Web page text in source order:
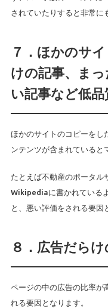
されていたりすると非常に
７．ほかのサ
けの記事、ま
い記事など低
ほかのサイトのコピーをし
ンテンツが含まれていると
たとえば不動産のポータル
Wikipediaに書かれている
と、悪い評価をされる要因
８．広告だら
ページの中の広告の比率が
れる要因となります。